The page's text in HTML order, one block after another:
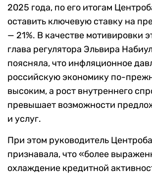
2025 года, по его итогам
оставить ключевую ставку на
— 21%. В качестве мотивировки
глава регулятора Эльвира
поясняла, что инфляционное
российскую экономику по-
высоким, а рост внутреннего
превышает возможности
и услуг.
При этом руководитель
признавала, что «более
охлаждение кредитной